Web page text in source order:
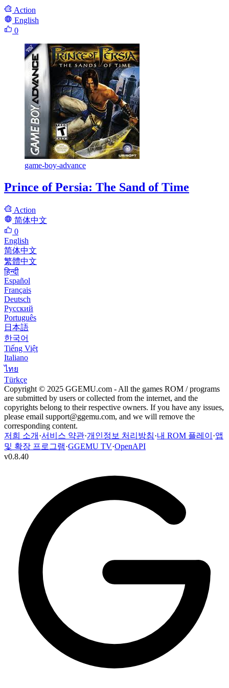
Action
English
0
game-boy-advance
Prince of Persia: The Sand of Time
Action
简体中文
0
English
简体中文
繁體中文
हिन्दी
Español
Français
Deutsch
Русский
Português
日本語
한국어
Tiếng Việt
Italiano
ไทย
Türkçe
Copyright © 2025 GGEMU.com - All the games ROM / programs
are submitted by users or collected from the internet, and the
copyrights belong to their respective owners. If you have any issues,
please email support@ggemu.com, and we will remove the
corresponding content.
저희 소개 ·서비스 약관·개인정보 처리방침·내 ROM 플레이 ·앱
및 확장 프로그램·GGEMU TV·OpenAPI
v0.8.40